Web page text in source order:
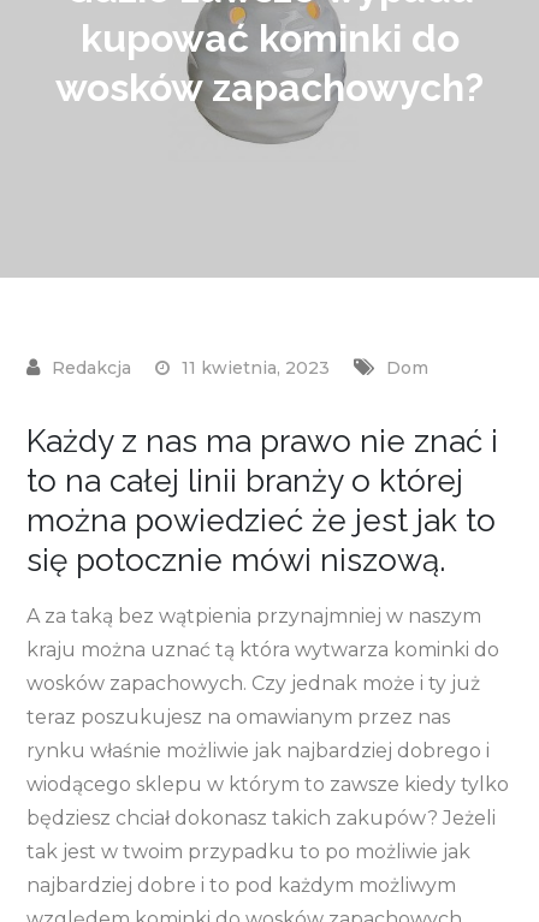
kupować kominki do
wosków zapachowych?
11 kwietnia, 2023 Dom
Każdy z nas ma prawo nie znać i
to na całej linii branży o której
można powiedzieć że jest jak to
się potocznie mówi niszową.
A za taką bez wątpienia przynajmniej w naszym
kraju można uznać tą która wytwarza kominki do
wosków zapachowych. Czy jednak może i ty już
teraz poszukujesz na omawianym przez nas
rynku właśnie możliwie jak najbardziej dobrego i
wiodącego sklepu w którym to zawsze kiedy tylko
będziesz chciał dokonasz takich zakupów? Jeżeli
tak jest w twoim przypadku to po możliwie jak
najbardziej dobre i to pod każdym możliwym